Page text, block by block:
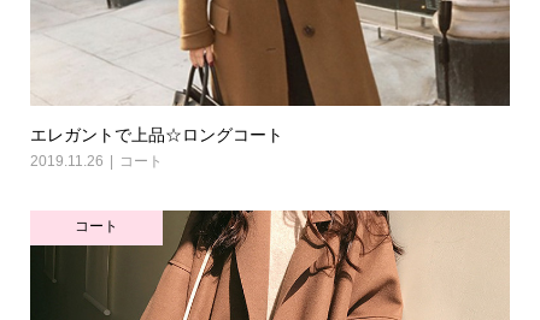
エレガントで上品☆ロングコート
2019.11.26 コート
コート